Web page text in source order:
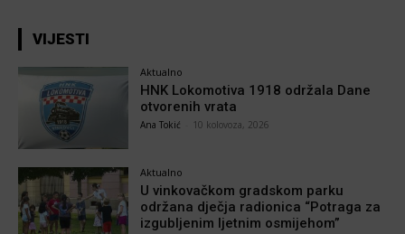
VIJESTI
Aktualno
HNK Lokomotiva 1918 održala Dane
otvorenih vrata
Ana Tokić 10 kolovoza, 2026
Aktualno
U vinkovačkom gradskom parku
održana dječja radionica “Potraga za
izgubljenim ljetnim osmijehom”